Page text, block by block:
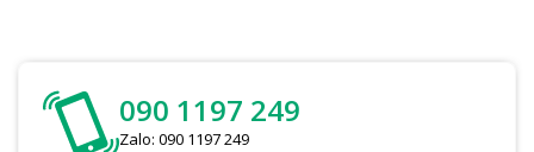
090 1197 249
Zalo: 090 1197 249